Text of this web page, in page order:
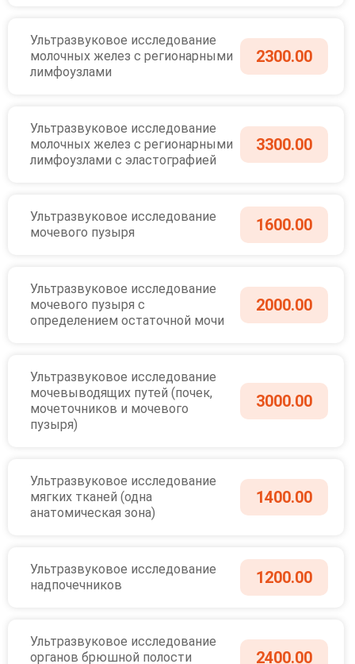
Ультразвуковое исследование
молочных желез с регионарными
лимфоузлами
2300.00
Ультразвуковое исследование
молочных желез с регионарными
лимфоузлами с эластографией
3300.00
Ультразвуковое исследование
мочевого пузыря
1600.00
Ультразвуковое исследование
мочевого пузыря с
определением остаточной мочи
2000.00
Ультразвуковое исследование
мочевыводящих путей (почек,
мочеточников и мочевого
пузыря)
3000.00
Ультразвуковое исследование
мягких тканей (одна
анатомическая зона)
1400.00
Ультразвуковое исследование
надпочечников
1200.00
Ультразвуковое исследование
органов брюшной полости
2400.00